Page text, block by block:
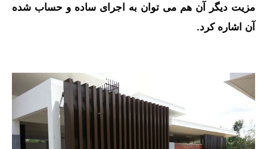
مزیت دیگر آن هم می توان به اجرای ساده و حساب شده
آن اشاره کرد.